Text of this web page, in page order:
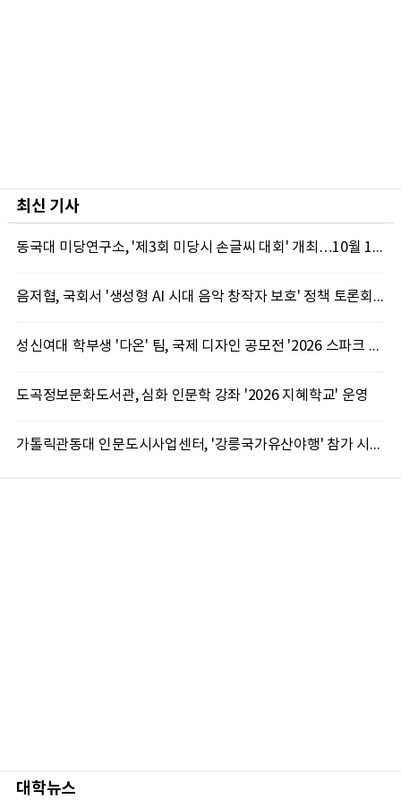
최신 기사
동국대 미당연구소, '제3회 미당시 손글씨 대회' 개최…10월 12일까지 접수
음저협, 국회서 '생성형 AI 시대 음악 창작자 보호' 정책 토론회 10일 개최
성신여대 학부생 '다온' 팀, 국제 디자인 공모전 '2026 스파크 어워드' 동상 수상
도곡정보문화도서관, 심화 인문학 강좌 '2026 지혜학교' 운영
가톨릭관동대 인문도시사업센터, '강릉국가유산야행' 참가 시민 15명 모집
대학뉴스